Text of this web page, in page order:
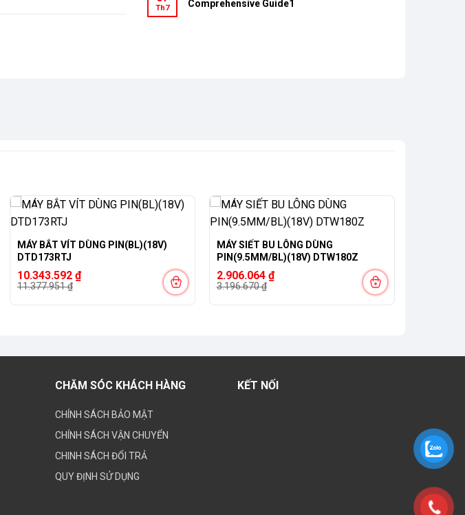
Th7
Comprehensive Guide1
-9%
MÁY BẮT VÍT DÙNG PIN(BL)(18V)
DTD173RTJ
11.377.951₫
Giá
gốc
10.343.592 ₫
Giá
hiện
-9%
MÁY SIẾT BU LÔNG DÙNG
PIN(9.5MM/BL)(18V) DTW180Z
3.196.670₫
Giá
gốc
2.906.064 ₫
Giá
hiện
CHĂM SÓC KHÁCH HÀNG
CHÍNH SÁCH BẢO MẬT
CHÍNH SÁCH VẬN CHUYỂN
CHINH SÁCH ĐỔI TRẢ
QUY ĐỊNH SỬ DỤNG
KẾT NỐI